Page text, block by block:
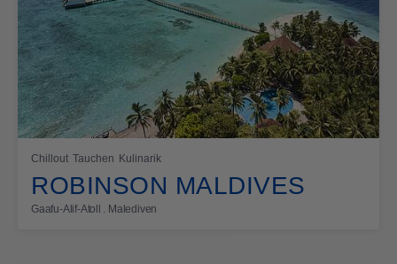
Chillout Tauchen Kulinarik
ROBINSON MALDIVES
Gaafu-Alif-Atoll . Malediven